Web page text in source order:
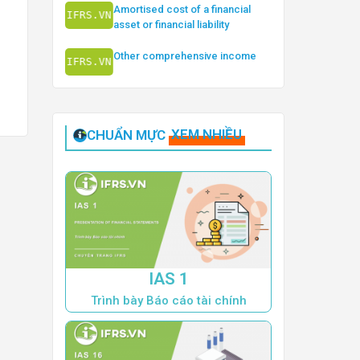
Amortised cost of a financial
asset or financial liability
Other comprehensive income
CHUẨN MỰC XEM NHIỀU
IAS 1
Trình bày Báo cáo tài chính